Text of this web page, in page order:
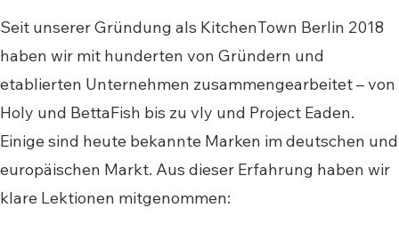
Seit unserer Gründung als KitchenTown Berlin 2018
haben wir mit hunderten von Gründern und
etablierten Unternehmen zusammengearbeitet – von
Holy und BettaFish bis zu vly und Project Eaden.
Einige sind heute bekannte Marken im deutschen und
europäischen Markt. Aus dieser Erfahrung haben wir
klare Lektionen mitgenommen: